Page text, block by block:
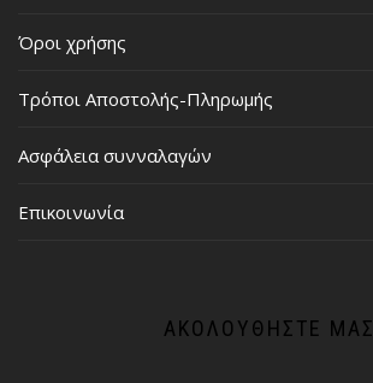
Όροι χρήσης
Τρόποι Αποστολής-Πληρωμής
Ασφάλεια συνναλαγών
Επικοινωνία
ΑΚΟΛΟΥΘΉΣΤΕ ΜΑΣ